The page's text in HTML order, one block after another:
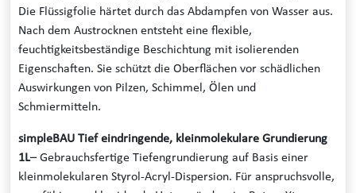
Die Flüssigfolie härtet durch das Abdampfen von Wasser aus.
Nach dem Austrocknen entsteht eine flexible,
feuchtigkeitsbeständige Beschichtung mit isolierenden
Eigenschaften. Sie schützt die Oberflächen vor schädlichen
Auswirkungen von Pilzen, Schimmel, Ölen und
Schmiermitteln.
simpleBAU Tief eindringende, kleinmolekulare Grundierung
1L– Gebrauchsfertige Tiefengrundierung auf Basis einer
kleinmolekularen Styrol-Acryl-Dispersion. Für anspruchsvolle,